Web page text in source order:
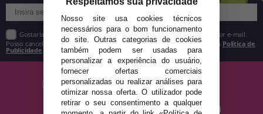
Gostaria de receber descontos exclusivos, novidades e tendências por e-mail.
Posso cancelar a inscrição a qualquer momento, conforme estipulado na Política de
Publicidade
Nosso site usa cookies técnicos
necessários para o bom funcionamento
do site. Outras categorias de cookies
também podem ser usadas para
personalizar a experiência do usuário,
fornecer ofertas comerciais
personalizadas ou realizar análises para
otimizar nossa oferta. O utilizador pode
retirar o seu consentimento a qualquer